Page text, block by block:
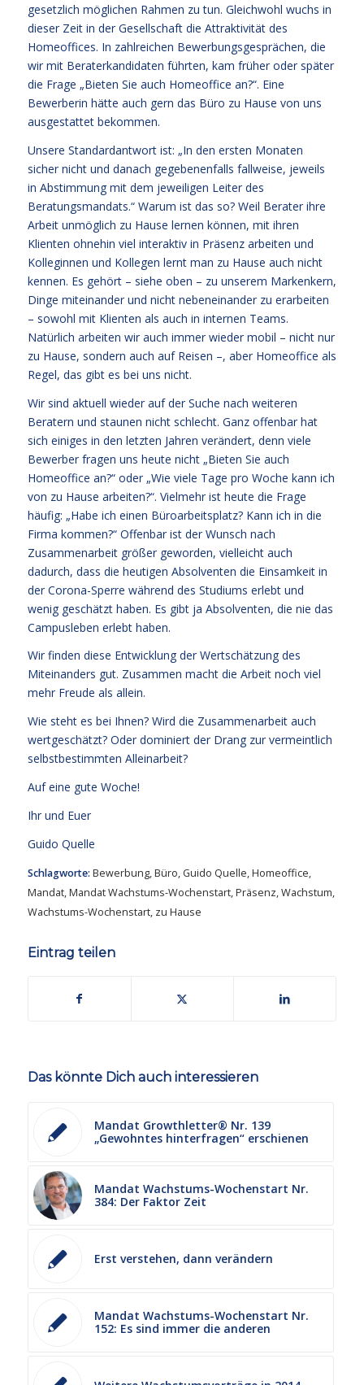
gesetzlich möglichen Rahmen zu tun. Gleichwohl wuchs in
dieser Zeit in der Gesellschaft die Attraktivität des
Homeoffices. In zahlreichen Bewerbungsgesprächen, die
wir mit Beraterkandidaten führten, kam früher oder später
die Frage „Bieten Sie auch Homeoffice an?“. Eine
Bewerberin hätte auch gern das Büro zu Hause von uns
ausgestattet bekommen.
Unsere Standardantwort ist: „In den ersten Monaten
sicher nicht und danach gegebenenfalls fallweise, jeweils
in Abstimmung mit dem jeweiligen Leiter des
Beratungsmandats.“ Warum ist das so? Weil Berater ihre
Arbeit unmöglich zu Hause lernen können, mit ihren
Klienten ohnehin viel interaktiv in Präsenz arbeiten und
Kolleginnen und Kollegen lernt man zu Hause auch nicht
kennen. Es gehört – siehe oben – zu unserem Markenkern,
Dinge miteinander und nicht nebeneinander zu erarbeiten
– sowohl mit Klienten als auch in internen Teams.
Natürlich arbeiten wir auch immer wieder mobil – nicht nur
zu Hause, sondern auch auf Reisen –, aber Homeoffice als
Regel, das gibt es bei uns nicht.
Wir sind aktuell wieder auf der Suche nach weiteren
Beratern und staunen nicht schlecht. Ganz offenbar hat
sich einiges in den letzten Jahren verändert, denn viele
Bewerber fragen uns heute nicht „Bieten Sie auch
Homeoffice an?“ oder „Wie viele Tage pro Woche kann ich
von zu Hause arbeiten?“. Vielmehr ist heute die Frage
häufig: „Habe ich einen Büroarbeitsplatz? Kann ich in die
Firma kommen?“ Offenbar ist der Wunsch nach
Zusammenarbeit größer geworden, vielleicht auch
dadurch, dass die heutigen Absolventen die Einsamkeit in
der Corona-Sperre während des Studiums erlebt und
wenig geschätzt haben. Es gibt ja Absolventen, die nie das
Campusleben erlebt haben.
Wir finden diese Entwicklung der Wertschätzung des
Miteinanders gut. Zusammen macht die Arbeit noch viel
mehr Freude als allein.
Wie steht es bei Ihnen? Wird die Zusammenarbeit auch
wertgeschätzt? Oder dominiert der Drang zur vermeintlich
selbstbestimmten Alleinarbeit?
Auf eine gute Woche!
Ihr und Euer
Guido Quelle
Schlagworte: Bewerbung,Büro, Guido Quelle,Homeoffice,
Mandat,Mandat Wachstums-Wochenstart,Präsenz,Wachstum,
Wachstums-Wochenstart, zu Hause
Eintrag teilen
Das könnte Dich auch interessieren
Mandat Growthletter® Nr. 139
„Gewohntes hinterfragen“ erschienen
Mandat Wachstums-Wochenstart Nr.
384: Der Faktor Zeit
Erst verstehen, dann verändern
Mandat Wachstums-Wochenstart Nr.
152: Es sind immer die anderen